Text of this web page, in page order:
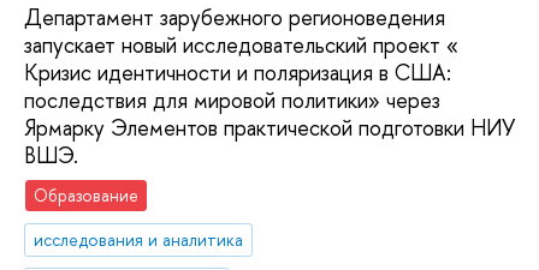
Департамент зарубежного регионоведения
запускает новый исследовательский проект «
Кризис идентичности и поляризация в США:
последствия для мировой политики» через
Ярмарку Элементов практической подготовки НИУ
ВШЭ.
Образование
исследования и аналитика